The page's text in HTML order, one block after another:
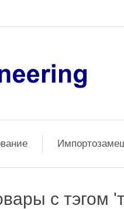
с тэгом